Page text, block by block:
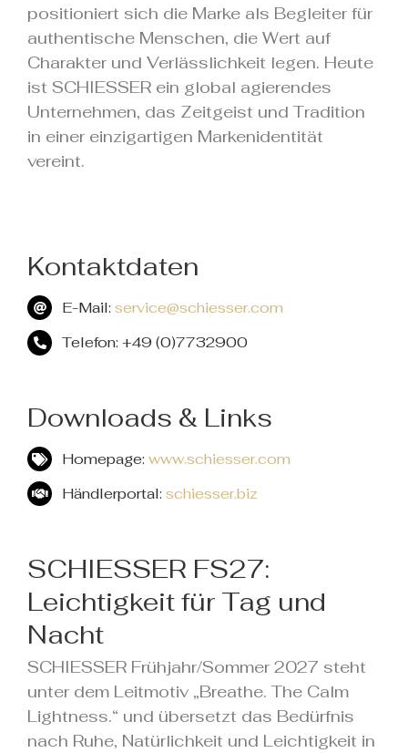
positioniert sich die Marke als Begleiter für
authentische Menschen, die Wert auf
Charakter und Verlässlichkeit legen. Heute
ist SCHIESSER ein global agierendes
Unternehmen, das Zeitgeist und Tradition
in einer einzigartigen Markenidentität
vereint.
Kontaktdaten
E-Mail:service@schiesser.com
Telefon: +49 (0)7732900
Downloads & Links
Homepage:www.schiesser.com
Händlerportal:schiesser.biz
SCHIESSER FS27:
Leichtigkeit für Tag und
Nacht
SCHIESSER Frühjahr/Sommer 2027 steht
unter dem Leitmotiv „Breathe. The Calm
Lightness.“ und übersetzt das Bedürfnis
nach Ruhe, Natürlichkeit und Leichtigkeit in